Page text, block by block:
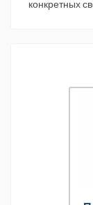
конкретных